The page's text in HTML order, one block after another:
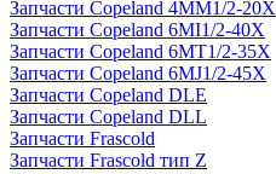
Запчасти Copeland 4MM1/2-20X
Запчасти Copeland 6MI1/2-40X
Запчасти Copeland 6MT1/2-35X
Запчасти Copeland 6MJ1/2-45X
Запчасти Copeland DLE
Запчасти Copeland DLL
Запчасти Frascold
Запчасти Frascold тип Z